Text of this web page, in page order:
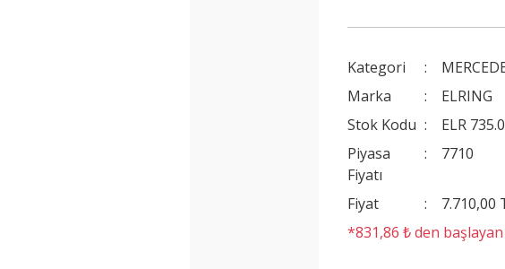
Kategori
Marka
ELRING
Stok Kodu
ELR
Piyasa
Fiyatı
7710
Fiyat
7.710,00
*831,86 ₺ den